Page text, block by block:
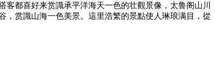
都喜好来赏識承平洋海天一色的壮觀景像，太鲁阁山川
，赏識山海一色美景。這里浩繁的景點使人琳琅满目，從